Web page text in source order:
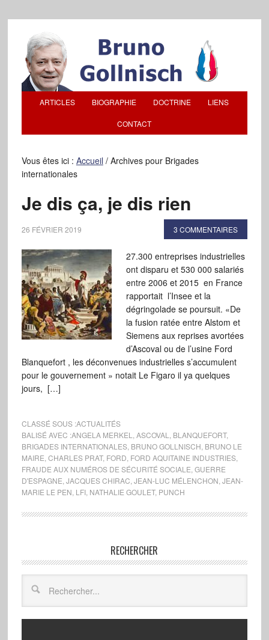
ARTICLES BIOGRAPHIE DOCTRINE LIENS
CONTACT
Vous êtes ici : Accueil /Archives pour Brigades
internationales
Je dis ça, je dis rien
26 FÉVRIER 2019 3 COMMENTAIRES
27.300 entreprises industrielles
ont disparu et 530 000 salariés
entre 2006 et 2015 en France
rapportait l’Insee et la
dégringolade se poursuit. «De
la fusion ratée entre Alstom et
Siemens aux reprises avortées
d’Ascoval ou de l’usine Ford
Blanquefort , les déconvenues industrielles s’accumulent
pour le gouvernement » notait Le Figaro il ya quelques
jours, […]
CLASSÉ SOUS :ACTUALITÉS
BALISÉ AVEC :ANGELA MERKEL ASCOVAL BLANQUEFORT,
BRIGADES INTERNATIONALES, BRUNO GOLLNISCH BRUNO LE
MAIRE CHARLES PRAT, FORD FORD AQUITAINE INDUSTRIES,
FRAUDE AUX NUMÉROS DE SÉCURITÉ SOCIALE GUERRE
D'ESPAGNE JACQUES CHIRAC JEAN-LUC MÉLENCHON JEAN-
MARIE LE PEN LFI, NATHALIE GOULET, PUNCH
RECHERCHER